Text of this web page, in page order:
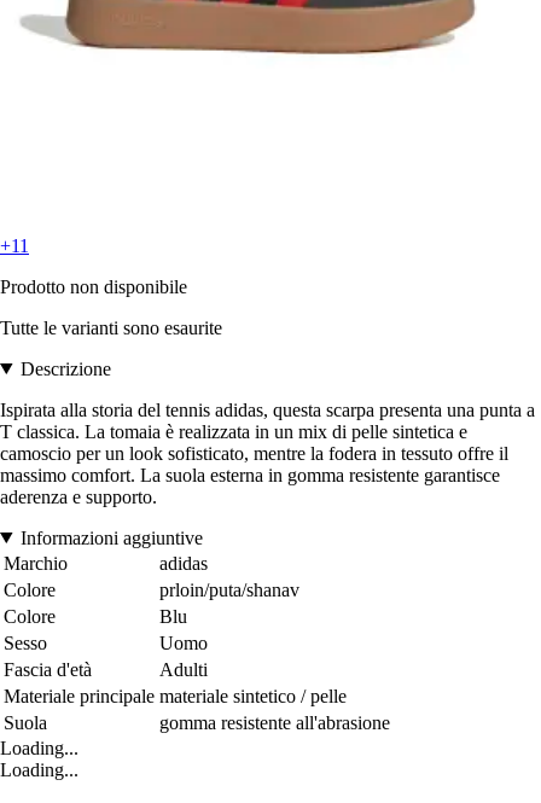
+11
Prodotto non disponibile
Tutte le varianti sono esaurite
Descrizione
Ispirata alla storia del tennis adidas, questa scarpa presenta una punta a
T classica. La tomaia è realizzata in un mix di pelle sintetica e
camoscio per un look sofisticato, mentre la fodera in tessuto offre il
massimo comfort. La suola esterna in gomma resistente garantisce
aderenza e supporto.
Informazioni aggiuntive
Marchio
adidas
Colore
prloin/puta/shanav
Colore
Blu
Sesso
Uomo
Fascia d'età
Adulti
Materiale principale materiale sintetico / pelle
Suola
gomma resistente all'abrasione
Loading...
Loading...